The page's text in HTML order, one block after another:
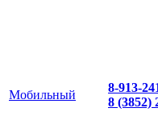
Мобильный
8-913-
8 (3852)